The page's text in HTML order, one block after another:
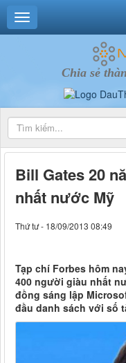
Chia sẻ
Bill Gates 20
nhất nước Mỹ
Thứ tư - 18/09/2013 08:49
Tạp chí Forbes hôm
400 người giàu nhất
đồng sáng lập
đầu danh sách với số